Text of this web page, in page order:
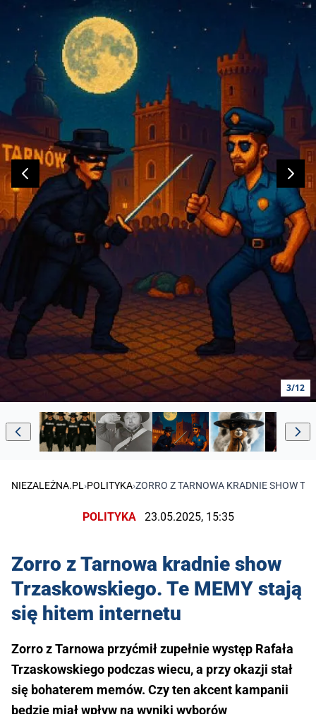
3/12
NIEZALEŻNA.PL›POLITYKA›ZORRO Z TARNOWA KRADNIE SHOW
POLITYKA 23.05.2025, 15:35
Zorro z Tarnowa kradnie show
Trzaskowskiego. Te MEMY stają
się hitem internetu
Zorro z Tarnowa przyćmił zupełnie występ Rafała
Trzaskowskiego podczas wiecu, a przy okazji stał
się bohaterem memów. Czy ten akcent kampanii
będzie miał wpływ na wyniki wyborów